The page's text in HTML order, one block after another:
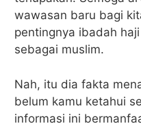
wawasan baru bagi
pentingnya ibadah
sebagai muslim.
Nah, itu dia fakta
belum kamu ketahui
informasi ini